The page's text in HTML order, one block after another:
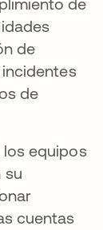
de
de
los equipos
su
cuentas